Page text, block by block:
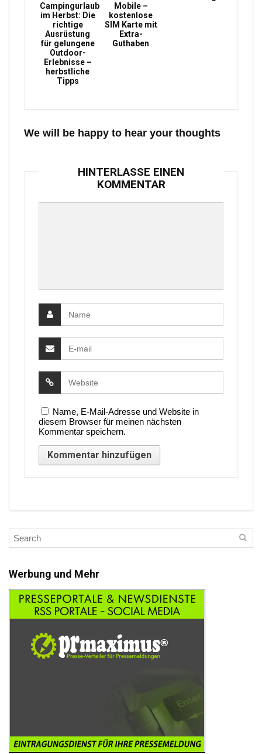
Campingurlaub
im Herbst: Die
richtige
Ausrüstung
für gelungene
Outdoor-
Erlebnisse –
herbstliche
Tipps
Mobile –
kostenlose
SIM Karte mit
Extra-
Guthaben
We will be happy to hear your thoughts
HINTERLASSE EINEN
KOMMENTAR
Name, E-Mail-Adresse und Website in
diesem Browser für meinen nächsten
Kommentar speichern.
Werbung und Mehr